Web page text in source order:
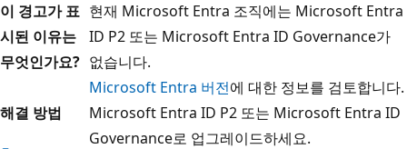
이 경고가 표
시된 이유는
무엇인가요?
현재 Microsoft Entra 조직에는 Microsoft Entra
ID P2 또는 Microsoft Entra ID Governance가
없습니다.
해결 방법
Microsoft Entra 버전에 대한 정보를 검토합니다.
Microsoft Entra ID P2 또는 Microsoft Entra ID
Governance로 업그레이드하세요.